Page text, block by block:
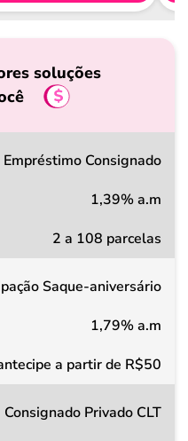
soluções
Empréstimo Consignado
1,39% a.m
2 a 108 parcelas
Saque-aniversário
1,79% a.m
a partir de R$50
Consignado Privado CLT